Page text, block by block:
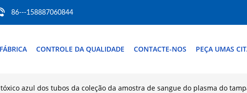
86---158887060844
CONTROLE DA QUALIDADE CONTACTE-NOS PEÇA UMAS
azul dos tubos da coleção da amostra de sangue do plasma do